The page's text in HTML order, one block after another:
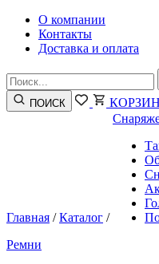
О компании
Контакты
Доставка и оплата
ПОИСК
Главная /Каталог /
Ремни